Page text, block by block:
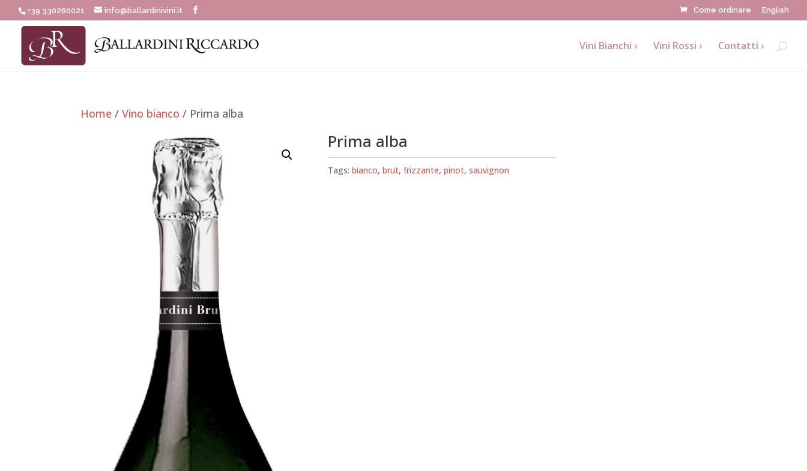
+39 330260021 info@ballardinivini.it Come ordinare English
Vini Bianchi Vini Rossi Contatti
Home /Vino bianco / Prima alba
Prima alba
Tags:bianco,brut,frizzante,pinot,sauvignon